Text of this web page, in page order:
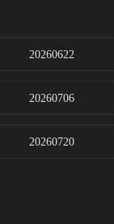
20260622
20260706
20260720